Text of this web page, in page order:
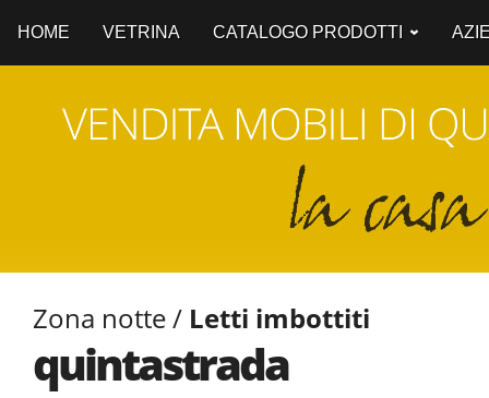
HOME VETRINA CATALOGO PRODOTTI
Zona notte / Letti imbottiti
quintastrada